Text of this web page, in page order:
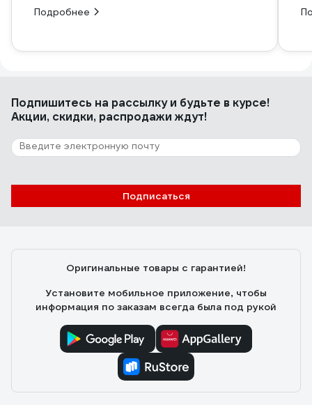
Подробнее
Подпишитесь на рассылкуи будьте в курсе!
Акции, скидки, распродажи ждут!
Подписаться
Оригинальные товары с гарантией!
Установите мобильное приложение, чтобы
информация по заказам всегда была под рукой